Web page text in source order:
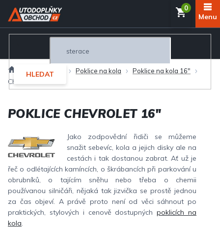
Přejít
obsah
HLEDAT
Vše pro kola Poklice na kola
Poklice na kola 16"
Chevrolet
POKLICE CHEVROLET 16"
Jako zodpovědní řidiči se můžeme
snažit sebevíc, kola a jejich disky ale na
cestách i tak dostanou zabrat. Ať už je
řeč o odlétajících kamíncích, o škrábancích při parkování u
obrubníků, o tajícím sněhu nebo třeba o chemii
používanou silničáři, nějaká tak jizvička se prostě jednou
za čas objeví. A právě proto není od věci sáhnout po
praktických, stylových i cenově dostupnýchpoklicích na
kola.